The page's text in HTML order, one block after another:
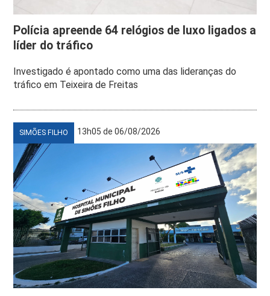
Polícia apreende 64 relógios de luxo ligados a
líder do tráfico
Investigado é apontado como uma das lideranças do
tráfico em Teixeira de Freitas
SIMÕES FILHO 13h05 de 06/08/2026